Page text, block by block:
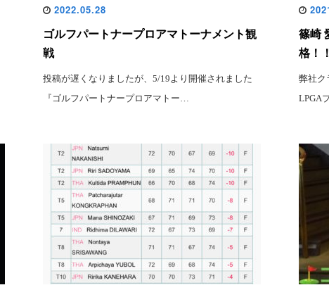
2022.05.28
ゴルフパートナープロアマトーナメント観
戦
投稿が遅くなりましたが、5/19より開催されました
『ゴルフパートナープロアマトー…
篠崎
格！
弊社ク
LPGA